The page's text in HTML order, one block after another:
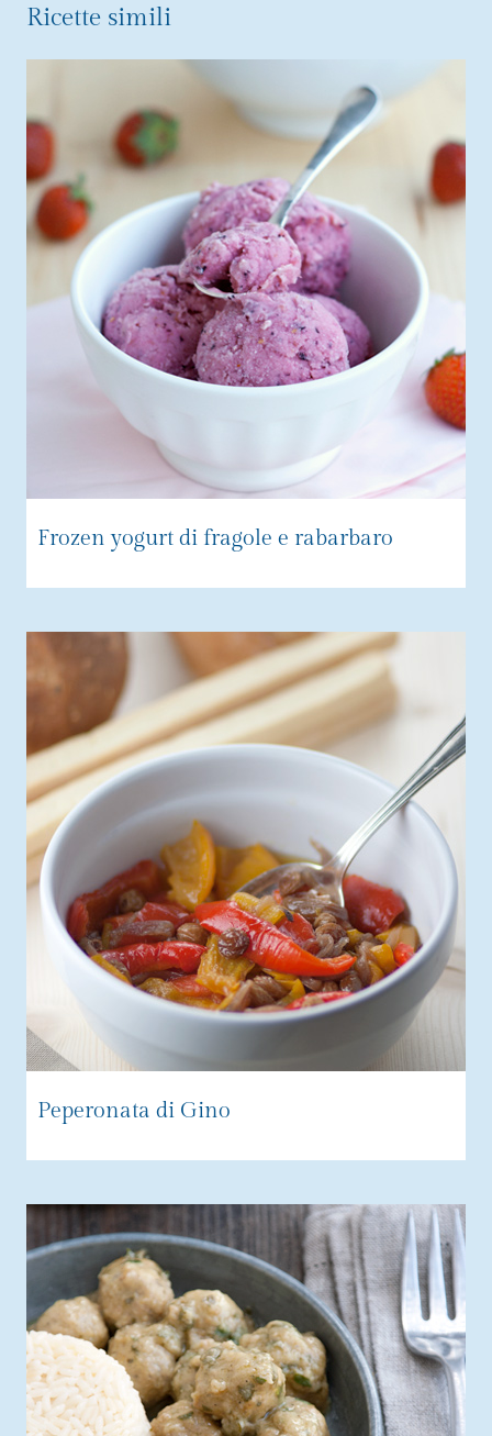
Ricette simili
Frozen yogurt di fragole e rabarbaro
Peperonata di Gino